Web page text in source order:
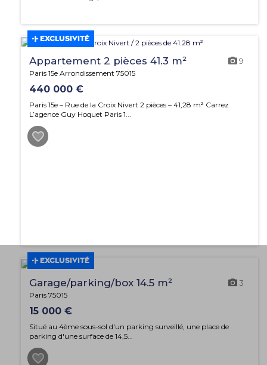
EXCLUSIVITÉ
Appartement 2 pièces 41.3 m² 9
Paris 15e Arrondissement 75015
440 000 €
Paris 15e – Rue de la Croix Nivert 2 pièces – 41,28 m² Carrez
L’agence Guy Hoquet Paris 1...
EXCLUSIVITÉ
Garage/parking/box 14.5 m² 3
Paris 75015
15 000 €
Situé au 4ème sous-sol d'un parking surveillé, une place de
parking d'une surface de 14,5...